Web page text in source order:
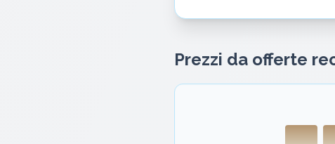
Prezzi da offerte